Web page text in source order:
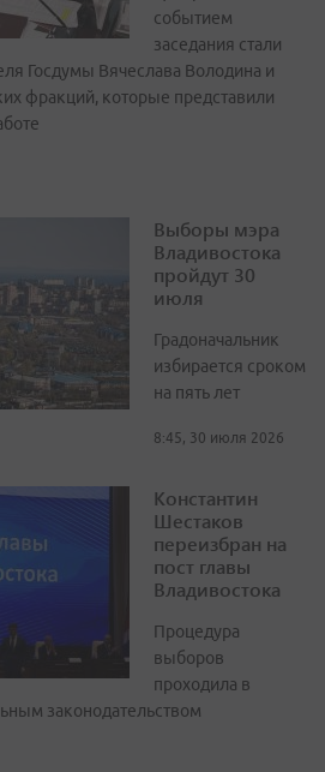
событием
заседания стали
Госдумы Вячеслава Володина и
фракций, которые представили
Выборы мэра
Владивостока
пройдут 30
июля
Градоначальник
избирается сроком
на пять лет
8:45, 30 июля 2026
Константин
Шестаков
переизбран на
пост главы
Владивостока
Процедура
выборов
проходила в
законодательством